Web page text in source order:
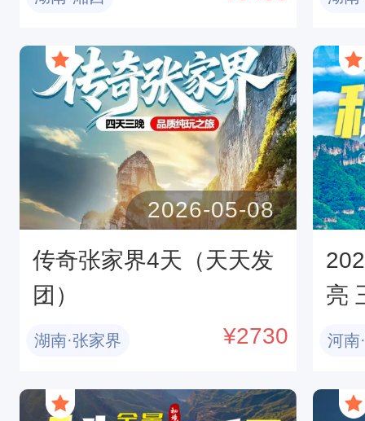
传奇张家界4天（天天发
团）
2026-05-08
湖南·张家界 ¥2730
亮
抱
河南